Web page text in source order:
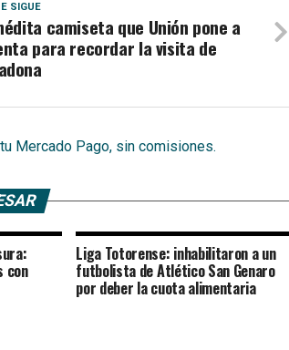
SIGUE
camiseta que Unión pone a
para recordar la visita de
con
Liga Totorense: inhabilitaron a un
futbolista de Atlético San Genaro
por deber la cuota alimentaria